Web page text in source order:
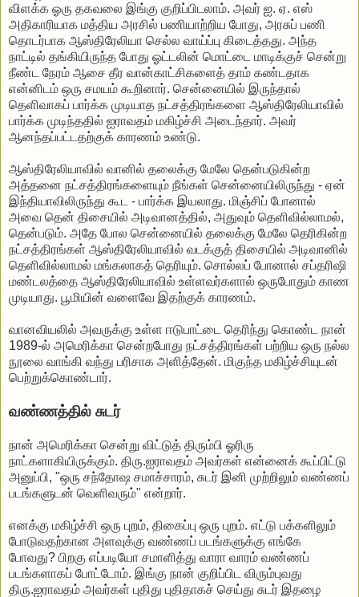
விளக்க ஓரு தகவலை இங்கு குறிப்பிடலாம். அவர் ஐ. ஏ. எஸ்
அதிகாரியாக மத்திய அரசில் பணியாற்றிய போது, அரசுப் பணி
தொடர்பாக ஆஸ்திரேலியா செல்ல வாய்ப்பு கிடைத்தது. அந்த
நாட்டில் தங்கியிருந்த போது ஓட்டலின் மொட்டை மாடிக்குச் சென்று
நீண்ட நேரம் ஆசை தீர வான்காட்சிகளைத் தாம் கண்டதாக
என்னிடம் ஒரு சமயம் கூறினார். சென்னையில் இருந்தால்
தெளிவாகப் பார்க்க முடியாத நட்சத்திரங்களை ஆஸ்திரேலியாவில்
பார்க்க முடிந்ததில் ஐராவதம் மகிழ்ச்சி அடைந்தார். அவர்
ஆனந்தப்பட்டதற்குக் காரணம் உண்டு.
ஆஸ்திரேலியாவில் வானில் தலைக்கு மேலே தென்படுகின்ற
அத்தனை நட்சத்திரங்களையும் நீங்கள் சென்னையிலிருந்து - ஏன்
இந்தியாவிலிருந்து கூட - பார்க்க இயலாது. மிஞ்சிப் போனால்
அவை தென் திசையில் அடிவானத்தில், அதுவும் தெளிவில்லாமல்,
தென்படும். அதே போல சென்னையில் தலைக்கு மேலே தெரிகின்ற
நட்சத்திரங்கள் ஆஸ்திரேலியாவில் வடக்குத் திசையில் அடிவானில்
தெளிவில்லாமல் மங்கலாகத் தெரியும். சொல்லப் போனால் சப்தரிஷி
மண்டலத்தை ஆஸ்திரேலியாவில் உள்ளவர்களால் ஒருபோதும் காண
முடியாது. பூமியின் வளைவே இதற்குக் காரணம்.
வானவியலில் அவருக்கு உள்ள ஈடுபாட்டை தெரிந்து கொண்ட நான்
1989-ல் அமெரிக்கா சென்றபோது நட்சத்திரங்கள் பற்றிய ஒரு நல்ல
நூலை வாங்கி வந்து பரிசாக அளித்தேன். மிகுந்த மகிழ்ச்சியுடன்
பெற்றுக்கொண்டார்.
வண்ணத்தில் சுடர்
நான் அமெரிக்கா சென்று விட்டுத் திரும்பி ஓரிரு
நாட்களாகியிருக்கும். திரு.ஐராவதம் அவர்கள் என்னைக் கூப்பிட்டு
அனுப்பி, "ஒரு சந்தோஷ சமாச்சாரம், சுடர் இனி முற்றிலும் வண்ணப்
படங்களுடன் வெளிவரும்" என்றார்.
எனக்கு மகிழ்ச்சி ஒரு புறம், திகைப்பு ஒரு புறம். எட்டு பக்களிலும்
போடுவதற்கான அளவுக்கு வண்ணப் படங்களுக்கு எங்கே
போவது? பிறகு எப்படியோ சமாளித்து வாரா வாரம் வண்ணப்
படங்களாகப் போட்டோம். இங்கு நான் குறிப்பிட விரும்புவது
திரு.ஐராவதம் அவர்கள் புதிது புதிதாகச் செய்து சுடர் இதழை